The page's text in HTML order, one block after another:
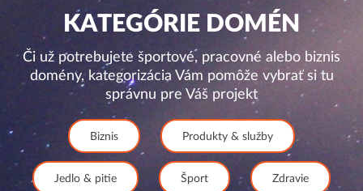
KATEGÓRIE DOMÉN
Či už potrebujete športové, pracovné alebo biznis
domény, kategorizácia Vám pomôže vybrať si tu
správnu pre Váš projekt
Biznis Produkty & služby
Jedlo & pitie Šport Zdravie